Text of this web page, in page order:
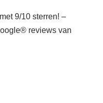
9/10 sterren! –
reviews van